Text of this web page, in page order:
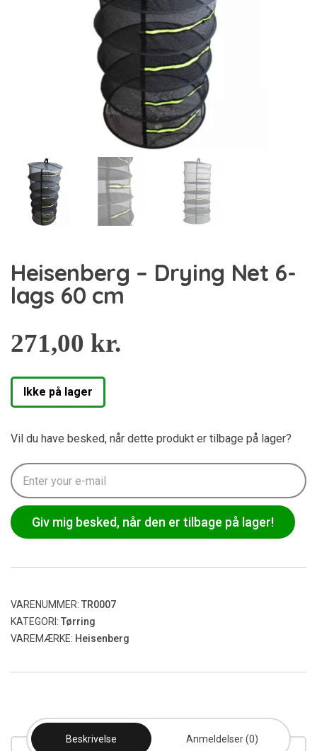
Heisenberg – Drying Net 6-
lags 60 cm
271,00 kr.
Ikke på lager
Vil du have besked, når dette produkt er tilbage på lager?
Giv mig besked, når den er tilbage på lager!
VARENUMMER: TR0007
KATEGORI: Tørring
VAREMÆRKE: Heisenberg
Beskrivelse Anmeldelser (0)